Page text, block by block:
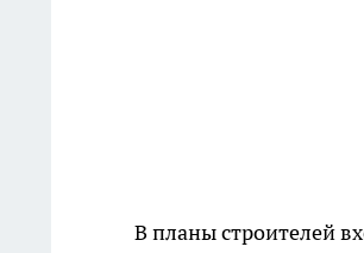
В планы строителей